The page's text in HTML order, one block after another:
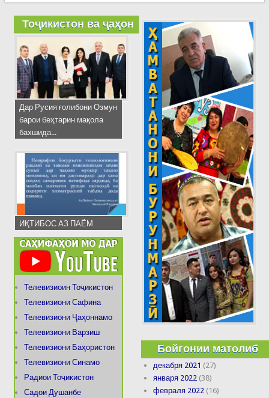
Тоҷикистон ва ҷаҳон
Дар Русия ғолибони Озмун
барои беҳтарин мақола
бахшида...
ИҚТИБОС АЗ ПАЁМ
Телевизиоин Тоҷикистон
Телевизиони Сафина
Телевизиони Ҷаҳоннамо
Телевизиони Варзиш
Телевизиони Баҳористон
Телевизиони Синамо
Радиои Тоҷикистон
Садои Душанбе
Бойгонии матолиб
декабря 2021 (27)
января 2022 (38)
февраля 2022 (16)